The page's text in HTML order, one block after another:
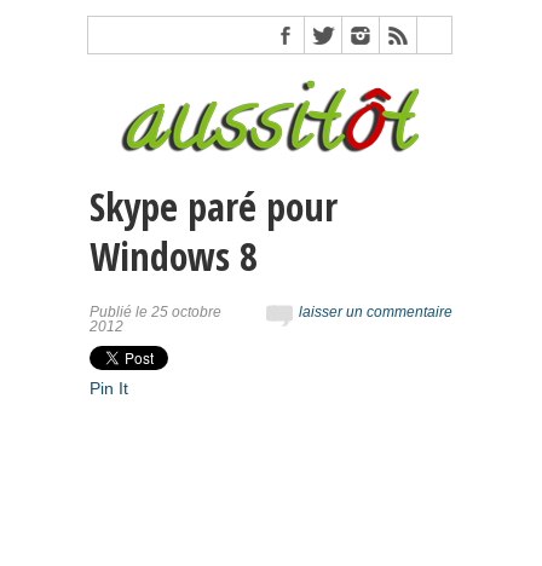
Skype paré pour
Windows 8
laisser un commentaire
Publié le 25 octobre
2012
Pin It